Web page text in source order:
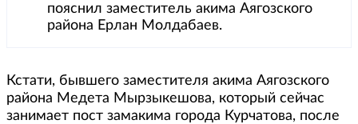
пояснил заместитель акима Аягозского
района Ерлан Молдабаев.
Кстати, бывшего заместителя акима Аягозского
района Медета Мырзыкешова, который сейчас
занимает пост замакима города Курчатова, после